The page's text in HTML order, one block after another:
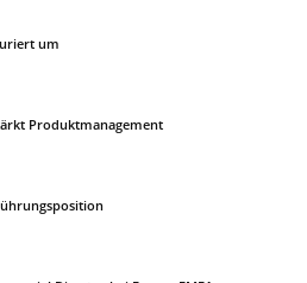
um
Produktmanagement